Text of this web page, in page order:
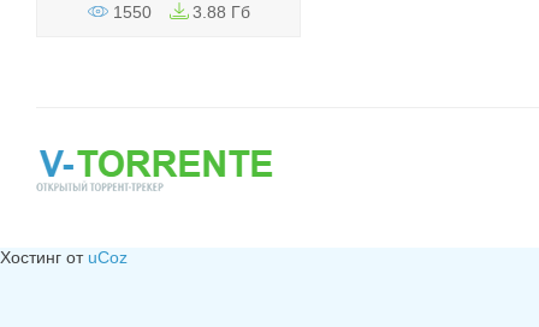
1550 3.88 Гб
Хостинг от uCoz